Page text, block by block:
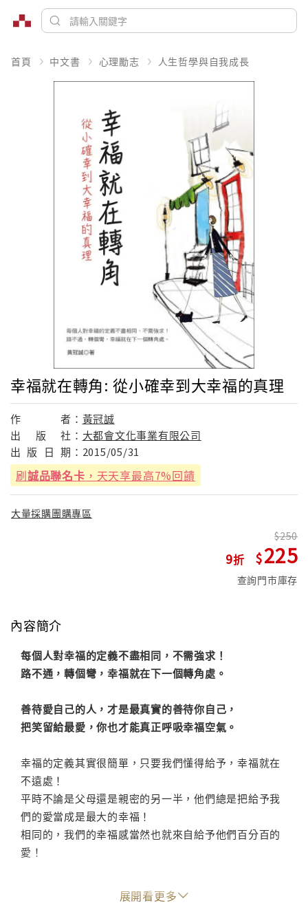
首頁 中文書 心理勵志 人生哲學與自我成長
幸福就在轉角: 從小確幸到大幸福的真理
作 者： 黃冠誠
出
版 社： 大都會文化事業有限公司
出 版 日 期： 2015/05/31
刷誠品聯名卡 ，天天享最高7%回饋
大量採購團購專區
9
250
225
查詢門市庫存
內容簡介
每個人對幸福的定義不盡相同，不需強求！
路不通，轉個彎，幸福就在下一個轉角處。
善待愛自己的人，才是最真實的善待你自己，
把笑留給最愛，你也才能真正呼吸幸福空氣。
幸福的定義其實很簡單，只要我們懂得給予，幸福就在
不遠處！
平時不論是父母還是親密的另一半，他們總是把給予我
們的愛當成是最大的幸福！
相同的，我們的幸福感當然也就來自給予他們百分百的
愛！
愛，是理解、是溝通、是彼此珍惜，
珍惜那份平凡、珍惜那份小確幸，共同經營屬於自己的
展開看更多